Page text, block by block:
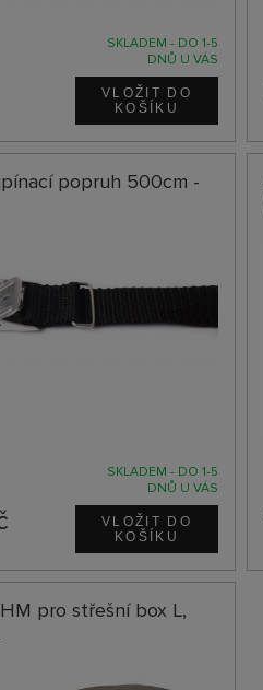
SKLADEM - DO 1-5
DNŮ U VÁS
popruh 500cm -
SKLADEM - DO 1-5
DNŮ U VÁS
pro střešní box L,